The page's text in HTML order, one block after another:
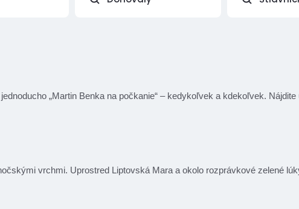
„Martin Benka na počkanie“ – kedykoľvek a kdekoľvek. Nájdite
vrchmi. Uprostred Liptovská Mara a okolo rozprávkové zelené